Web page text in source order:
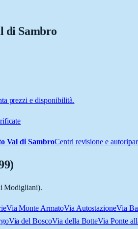
di Sambro
prezzi e disponibilità.
Val di SambroCentri revisione e
)
Modigliani).
Via Monte ArmatoVia AutostazioneVia
Via del BoscoVia della BotteVia Ponte